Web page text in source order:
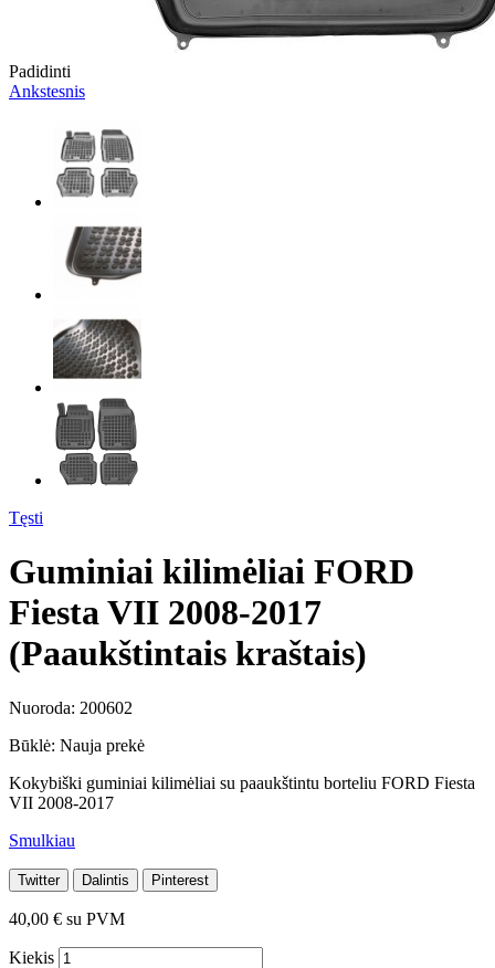
Padidinti
Ankstesnis
Tęsti
Guminiai kilimėliai FORD
Fiesta VII 2008-2017
(Paaukštintais kraštais)
Nuoroda: 200602
Būklė: Nauja prekė
Kokybiški guminiai kilimėliai su paaukštintu borteliu FORD Fiesta
VII 2008-2017
Smulkiau
Twitter Dalintis Pinterest
40,00 € su PVM
Kiekis